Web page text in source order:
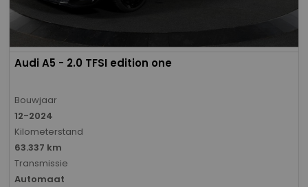
Audi A5 - 2.0 TFSI edition one
Bouwjaar
12-2024
Kilometerstand
63.337 km
Transmissie
Automaat